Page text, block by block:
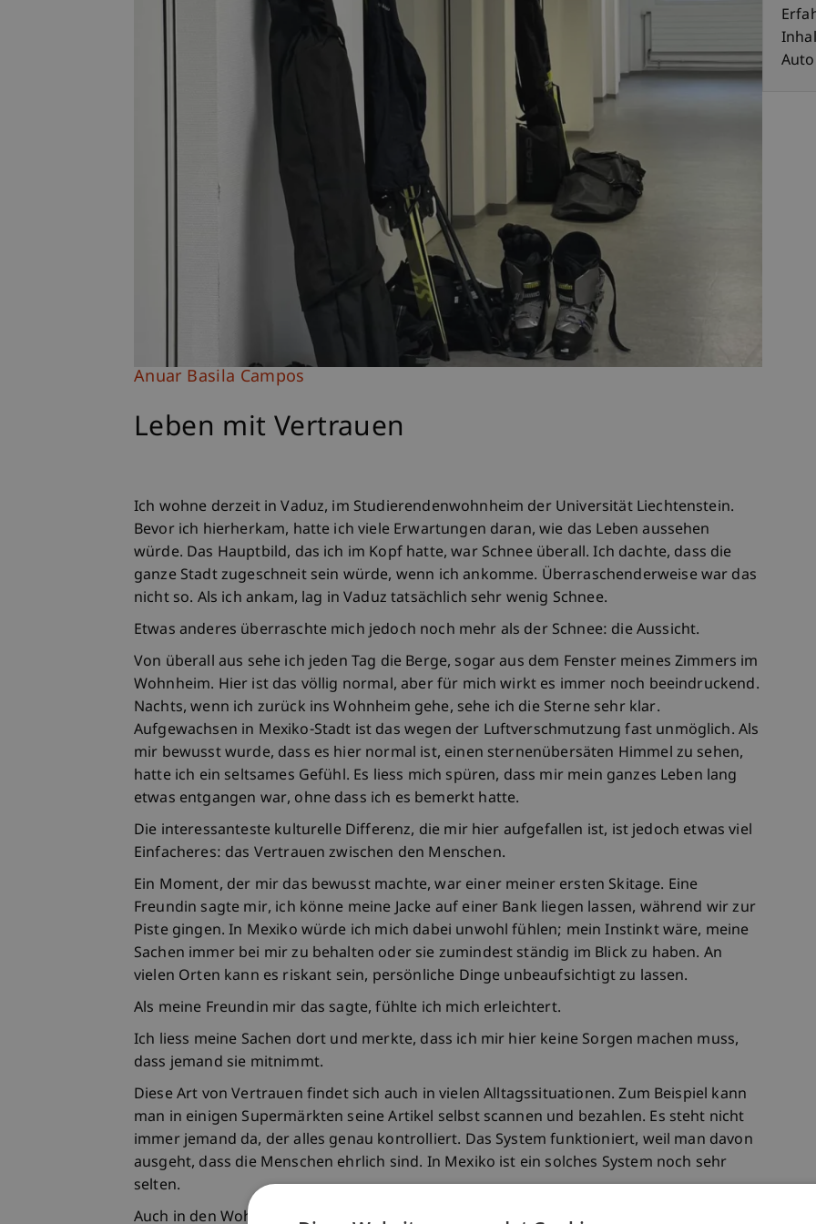
Anuar Basila Campos
Leben mit Vertrauen
Ich wohne derzeit in Vaduz, im Studierendenwohnheim der Universität Liechtenstein.
Bevor ich hierherkam, hatte ich viele Erwartungen daran, wie das Leben aussehen
würde. Das Hauptbild, das ich im Kopf hatte, war Schnee überall. Ich dachte, dass die
ganze Stadt zugeschneit sein würde, wenn ich ankomme. Überraschenderweise war das
nicht so. Als ich ankam, lag in Vaduz tatsächlich sehr wenig Schnee.
Etwas anderes überraschte mich jedoch noch mehr als der Schnee: die Aussicht.
Von überall aus sehe ich jeden Tag die Berge, sogar aus dem Fenster meines Zimmers im
Wohnheim. Hier ist das völlig normal, aber für mich wirkt es immer noch beeindruckend.
Nachts, wenn ich zurück ins Wohnheim gehe, sehe ich die Sterne sehr klar.
Aufgewachsen in Mexiko-Stadt ist das wegen der Luftverschmutzung fast unmöglich. Als
mir bewusst wurde, dass es hier normal ist, einen sternenübersäten Himmel zu sehen,
hatte ich ein seltsames Gefühl. Es liess mich spüren, dass mir mein ganzes Leben lang
etwas entgangen war, ohne dass ich es bemerkt hatte.
Die interessanteste kulturelle Differenz, die mir hier aufgefallen ist, ist jedoch etwas viel
Einfacheres: das Vertrauen zwischen den Menschen.
Ein Moment, der mir das bewusst machte, war einer meiner ersten Skitage. Eine
Freundin sagte mir, ich könne meine Jacke auf einer Bank liegen lassen, während wir zur
Piste gingen. In Mexiko würde ich mich dabei unwohl fühlen; mein Instinkt wäre, meine
Sachen immer bei mir zu behalten oder sie zumindest ständig im Blick zu haben. An
vielen Orten kann es riskant sein, persönliche Dinge unbeaufsichtigt zu lassen.
Als meine Freundin mir das sagte, fühlte ich mich erleichtert.
Ich liess meine Sachen dort und merkte, dass ich mir hier keine Sorgen machen muss,
dass jemand sie mitnimmt.
Diese Art von Vertrauen findet sich auch in vielen Alltagssituationen. Zum Beispiel kann
man in einigen Supermärkten seine Artikel selbst scannen und bezahlen. Es steht nicht
immer jemand da, der alles genau kontrolliert. Das System funktioniert, weil man davon
ausgeht, dass die Menschen ehrlich sind. In Mexiko ist ein solches System noch sehr
selten.
Auch in den Wohnheimen habe ich etwas Interessantes bemerkt. Selbst wenn sich die